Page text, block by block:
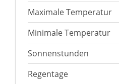
Maximale Temperatur
Minimale Temperatur
Sonnenstunden
Regentage